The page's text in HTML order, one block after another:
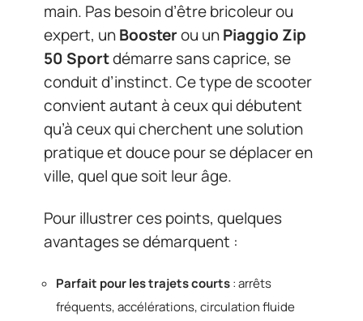
main. Pas besoin d’être bricoleur ou
expert, unBoosterou unPiaggio Zip
50 Sportdémarre sans caprice, se
conduit d’instinct. Ce type de scooter
convient autant à ceux qui débutent
qu’à ceux qui cherchent une solution
pratique et douce pour se déplacer en
ville, quel que soit leur âge.
Pour illustrer ces points, quelques
avantages se démarquent :
Parfait pour les trajets courts: arrêts
fréquents, accélérations, circulation fluide